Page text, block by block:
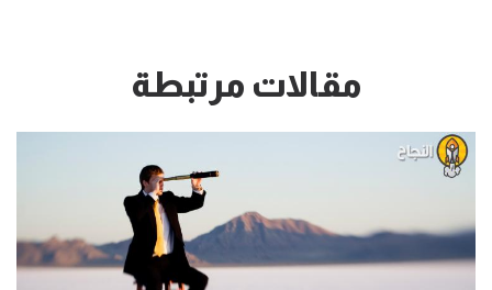
مقالات مرتبطة